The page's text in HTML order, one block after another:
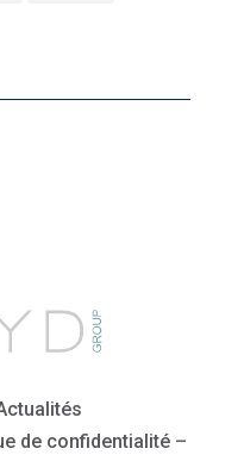
de confidentialité –